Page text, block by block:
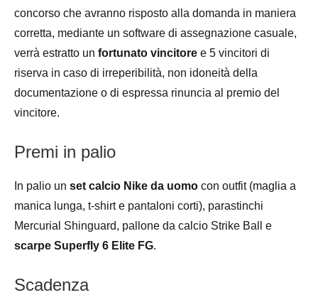
concorso che avranno risposto alla domanda in maniera
corretta, mediante un software di assegnazione casuale,
verrà estratto un fortunato vincitore e 5 vincitori di
riserva in caso di irreperibilità, non idoneità della
documentazione o di espressa rinuncia al premio del
vincitore.
Premi in palio
In palio un set calcio Nike da uomo con outfit (maglia a
manica lunga, t-shirt e pantaloni corti), parastinchi
Mercurial Shinguard, pallone da calcio Strike Ball e
scarpe Superfly 6 Elite FG.
Scadenza